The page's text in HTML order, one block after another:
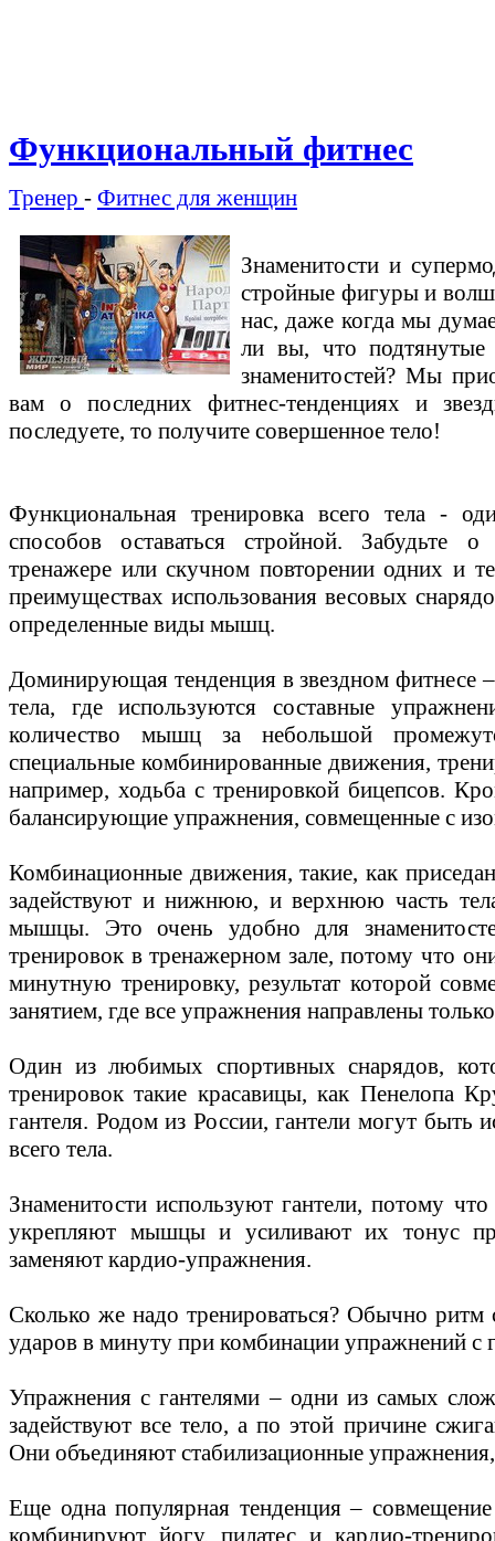
Функциональный фитнес
Тренер - Фитнес для женщин
Знаменитости и
стройные фигуры и
нас, даже когда мы
ли вы, что подтянутые
знаменитостей? Мы
вам о последних фитнес-тенденциях и
последуете, то получите совершенное тело!
Функциональная тренировка всего тела -
способов оставаться стройной. Забудьте
тренажере или скучном повторении одних и
преимуществах использования весовых
определенные виды мышц.
Доминирующая тенденция в звездном фитнесе
тела, где используются составные
количество мышц за небольшой
специальные комбинированные движения,
например, ходьба с тренировкой бицепсов.
балансирующие упражнения, совмещенные с
Комбинационные движения, такие, как
задействуют и нижнюю, и верхнюю часть
мышцы. Это очень удобно для
тренировок в тренажерном зале, потому что
минутную тренировку, результат которой
занятием, где все упражнения направлены
Один из любимых спортивных снарядов,
тренировок такие красавицы, как Пенелопа
гантеля. Родом из России, гантели могут
всего тела.
Знаменитости используют гантели, потому
укрепляют мышцы и усиливают их тонус
заменяют кардио-упражнения.
Сколько же надо тренироваться? Обычно
ударов в минуту при комбинации упражнений с
Упражнения с гантелями – одни из самых
задействуют все тело, а по этой причине
Они объединяют стабилизационные
Еще одна популярная тенденция –
комбинируют йогу, пилатес и кардио-